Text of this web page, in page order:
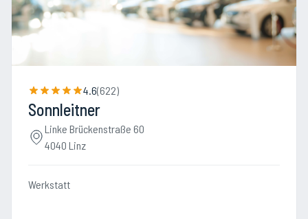
4.6(622)
Sonnleitner
Linke Brückenstraße 60
4040 Linz
Werkstatt